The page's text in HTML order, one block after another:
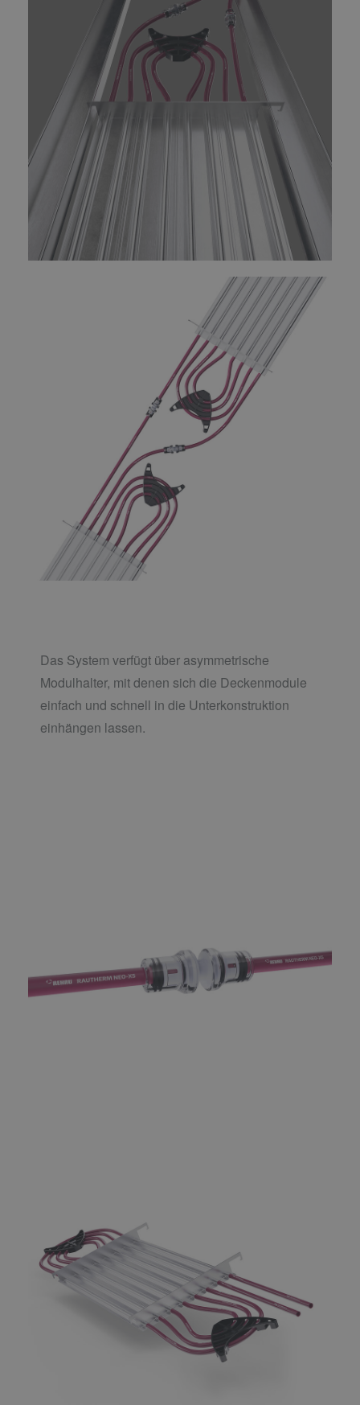
Das System verfügt über asymmetrische
Modulhalter, mit denen sich die Deckenmodule
einfach und schnell in die Unterkonstruktion
einhängen lassen.